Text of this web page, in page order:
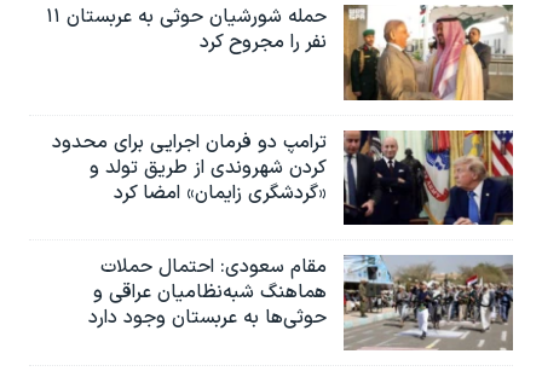
حمله شورشیان حوثی به عربستان ۱۱
نفر را مجروح کرد
ترامپ دو فرمان اجرایی برای محدود
کردن شهروندی از طریق تولد و
«گردشگری زایمان» امضا کرد
مقام سعودی: احتمال حملات
هماهنگ شبه‌نظامیان عراقی و
حوثی‌ها به عربستان وجود دارد